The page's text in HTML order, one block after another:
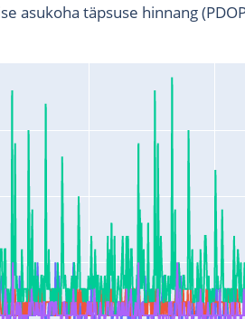
asukoha täpsuse hinnang